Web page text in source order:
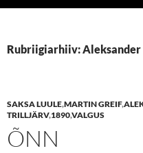
Rubriigiarhiiv:
SAKSA LUULE,MARTIN GREIF,
TRILLJÄRV,1890,VALGUS
ÕNN